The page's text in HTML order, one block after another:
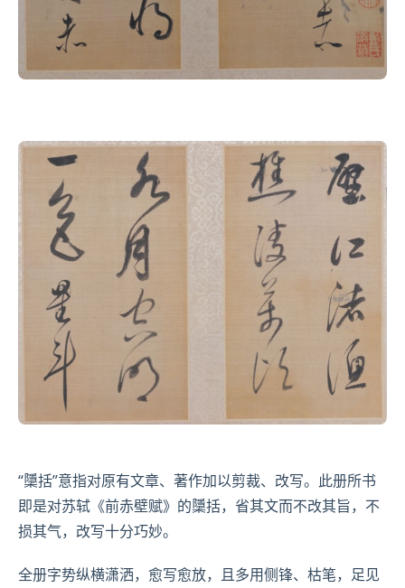
“櫽括”意指对原有文章、著作加以剪裁、改写。此册所书
即是对苏轼 《前赤壁赋》的櫽括，省其文而不改其旨，不
损其气，改写十分巧妙。
全册字势纵横潇洒，愈写愈放，且多用侧锋、枯笔，足见